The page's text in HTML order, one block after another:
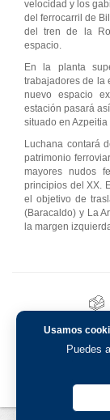
Usamos
Puedes
velocidad y los
del ferrocarril de
del tren de la
espacio.
En la planta
trabajadores de la
nuevo espacio
estación pasará
situado en
Luchana contará
patrimonio
mayores nudos
principios del XX.
el objetivo de
(Baracaldo) y La
la margen